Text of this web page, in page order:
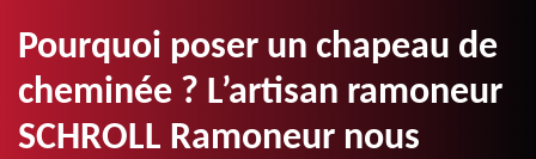
Pourquoi poser un chapeau de
cheminée ? L’artisan ramoneur
SCHROLL Ramoneur nous